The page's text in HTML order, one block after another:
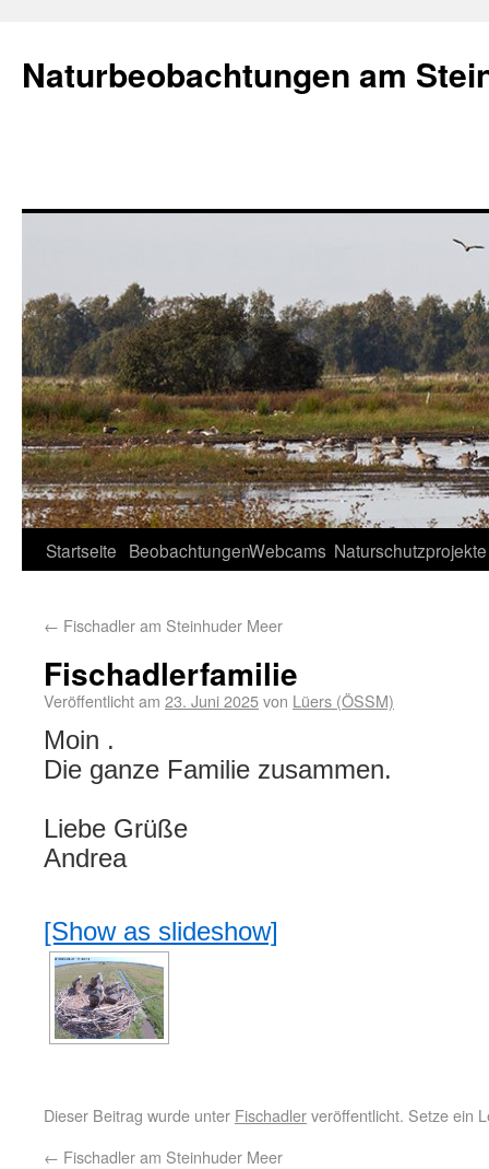
Naturbeobachtungen am
Startseite BeobachtungenWebcams Naturschutzprojekte
← Fischadler am Steinhuder Meer
Fischadlerfamilie
Veröffentlicht am 23. Juni 2025von Lüers (ÖSSM)
Moin .
Die ganze Familie zusammen.
Liebe Grüße
Andrea
[Show as slideshow]
Dieser Beitrag wurde unter Fischadlerveröffentlicht. Setze ein
← Fischadler am Steinhuder Meer